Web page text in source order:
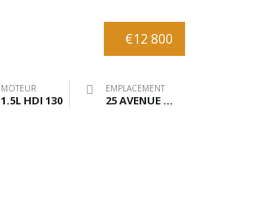
€12 800
MOTEUR
1.5L HDI 130
EMPLACEMENT
25 AVENUE DE BRANNE 33370 TRESSES